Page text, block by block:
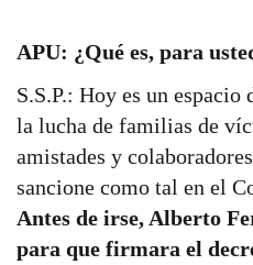
APU: ¿Qué es, para
S.S.P.: Hoy es un
la lucha de familias de
amistades y
sancione como tal en el
Antes de irse, Alberto
para que firmara el